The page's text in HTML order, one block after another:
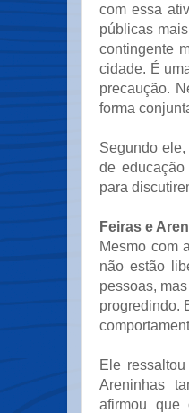
com essa
públicas
contingente
cidade. É
precaução.
forma
Segundo
de
para
Feiras e
Mesmo com
não estão
pessoas,
progredindo.
Ele
Areninhas
afirmou que